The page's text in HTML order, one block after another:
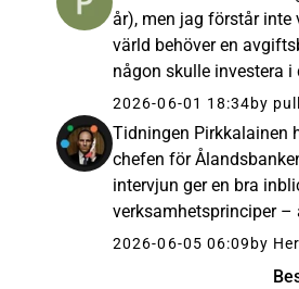
år), men jag förstår
värld behöver en
någon skulle investera
fonder. För vanliga
2026-06-01 18:34by
Tidningen Pirkkalainen
chefen för
intervjun ger en bra
verksamhetsprinciper –
för det specifika
2026-06-05 06:09 by